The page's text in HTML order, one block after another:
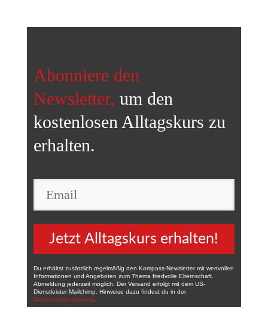
Abonniere den
Newsletter, um den
kostenlosen Alltagskurs zu
erhalten.
Jetzt Alltagskurs erhalten!
Du erhältst zusätzlich regelmäßig den Kompass-Newsletter mit wertvollen
Informationen und Angeboten zum Thema friedvolle Elternschaft.
Abmeldung jederzeit möglich. Der Versand erfolgt mit dem US-
Dienstleister Mailchimp. Hinweise dazu findest du in der
Datenschutzerklärung